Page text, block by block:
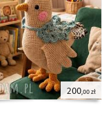
200,00 zł